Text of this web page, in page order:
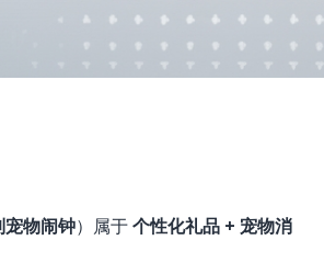
宠物闹钟）属于个性化礼品 + 宠物消